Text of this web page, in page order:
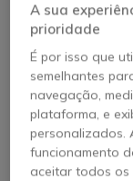
Fita luminosa
inteligente TP
Tapo L920-5
A sua
prioridade
É por isso que
semelhantes
navegação,
plataforma, e
personalizados.
funcionamento
aceitar todos os